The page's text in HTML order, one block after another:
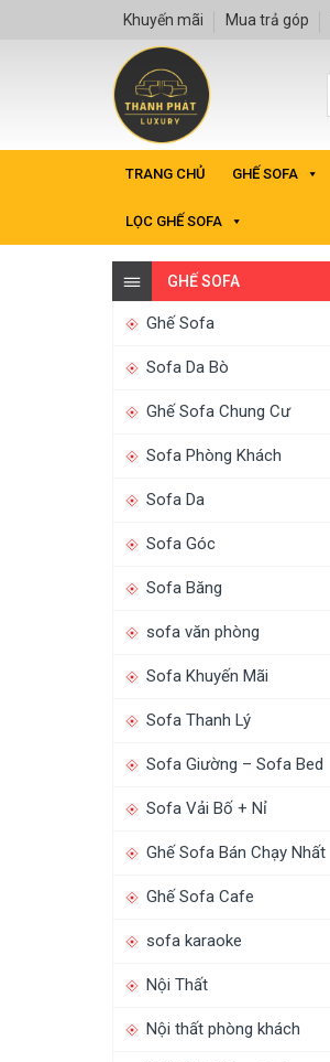
Khuyến mãi Mua trả góp
TRANG CHỦ GHẾ SOFA
LỌC GHẾ SOFA
GHẾ SOFA
Ghế Sofa
Sofa Da Bò
Ghế Sofa Chung Cư
Sofa Phòng Khách
Sofa Da
Sofa Góc
Sofa Băng
sofa văn phòng
Sofa Khuyến Mãi
Sofa Thanh Lý
Sofa Giường – Sofa Bed
Sofa Vải Bố + Nỉ
Ghế Sofa Bán Chạy Nhất
Ghế Sofa Cafe
sofa karaoke
Nội Thất
Nội thất phòng khách